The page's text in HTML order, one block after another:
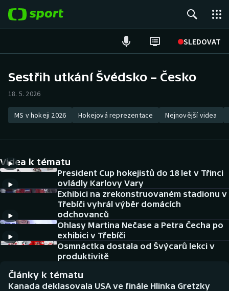
SLEDOVAT
Hokej
Tenis
Atletika
Cyklistika
DALŠÍ SPORTY
Americký fotbal
Baseball a softbal
Biatlon
NEPŘEHLÉDNĚTE
Historické návraty
Aplikace ČT sport
Sestřih utkání Švédsko – Česko
18. 5. 2026
MS v hokeji 2026 Hokejová reprezentace Nejnovější videa
Videa k tématu
President Cup hokejistů do 18 let v Třinci
ovládly Karlovy Vary
Exhibici na zrekonstruovaném stadionu v
Třebíči vyhrál výběr domácích
odchovanců
Ohlasy Martina Nečase a Petra Čecha po
exhibici v Třebíči
Osmnáctka dostala od Švýcarů lekci v
produktivitě
Články k tématu
Kanada deklasovala USA ve finále Hlinka Gretzky